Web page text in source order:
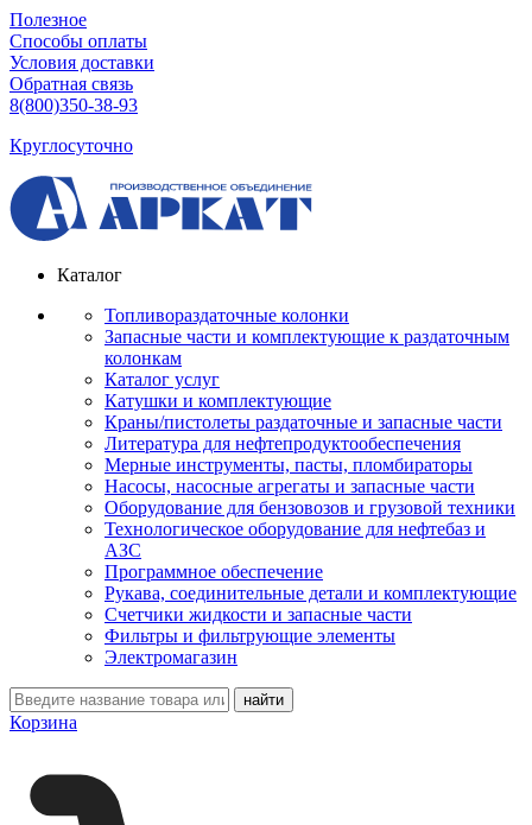
Полезное
Способы оплаты
Условия доставки
Обратная связь
8(800)350-38-93
Круглосуточно
Каталог
Топливораздаточные колонки
Запасные части и комплектующие к раздаточным
колонкам
Каталог услуг
Катушки и комплектующие
Краны/пистолеты раздаточные и запасные части
Литература для нефтепродуктообеспечения
Мерные инструменты, пасты, пломбираторы
Насосы, насосные агрегаты и запасные части
Оборудование для бензовозов и грузовой техники
Технологическое оборудование для нефтебаз и
АЗС
Программное обеспечение
Рукава, соединительные детали и комплектующие
Счетчики жидкости и запасные части
Фильтры и фильтрующие элементы
Электромагазин
Корзина